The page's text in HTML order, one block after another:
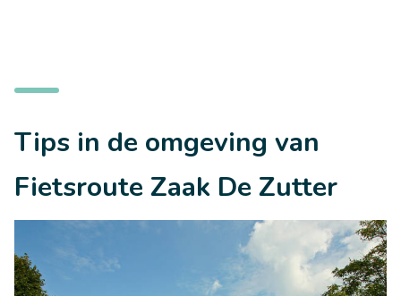
Tips in de omgeving van
Fietsroute Zaak De Zutter